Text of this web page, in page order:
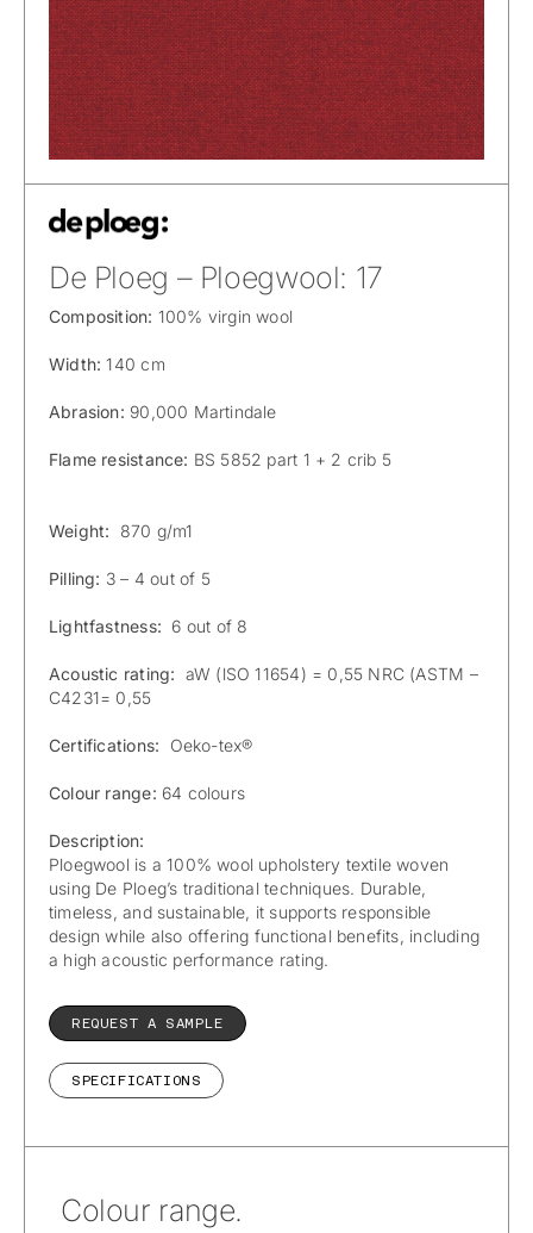
De Ploeg – Ploegwool: 17
Composition: 100% virgin wool
Width: 140 cm
Abrasion: 90,000 Martindale
Flame resistance: BS 5852 part 1 + 2 crib 5
Weight: 870 g/m1
Pilling: 3 – 4 out of 5
Lightfastness: 6 out of 8
Acoustic rating: aW (lSO 11654) = 0,55 NRC (ASTM –
C4231= 0,55
Certifications: Oeko-tex®
Colour range: 64 colours
Description:
Ploegwool is a 100% wool upholstery textile woven
using De Ploeg’s traditional techniques. Durable,
timeless, and sustainable, it supports responsible
design while also offering functional benefits, including
a high acoustic performance rating.
REQUEST A SAMPLE
SPECIFICATIONS
Colour range.